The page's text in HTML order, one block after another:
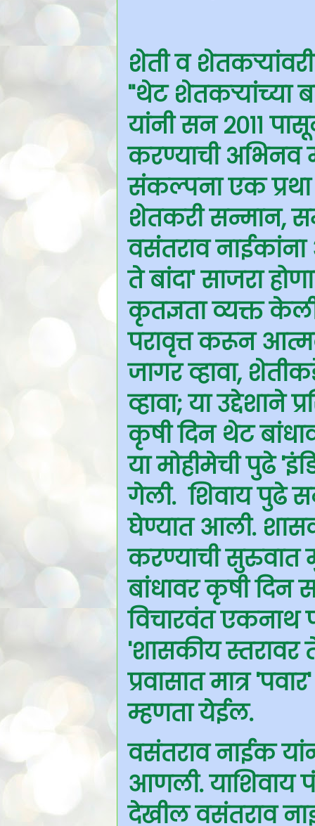
शेती व
''थेट शेतकऱ्यांच्या
यांनी सन २०११
करण्याची अभिनव
संकल्पना एक प्रथा
शेतकरी सन्मान,
वसंंतराव नाईकांना
ते बांदा' साजरा
कृतज्ञता व्यक्त
परावृत्त करून
जागर व्हावा,
व्हावा; या उद्देशाने
कृषी दिन थेट
या मोहीमेची पुढे
गेली. शिवाय पुढे
घेण्यात आली.
करण्याची सुरुवात
बांधावर कृषी दिन
विचारवंत एकनाथ
'शासकीय स्तरावर
प्रवासात मात्र
म्हणता येईल.
वसंतराव नाईक
आणली. याशिवाय
देखील वसंतराव